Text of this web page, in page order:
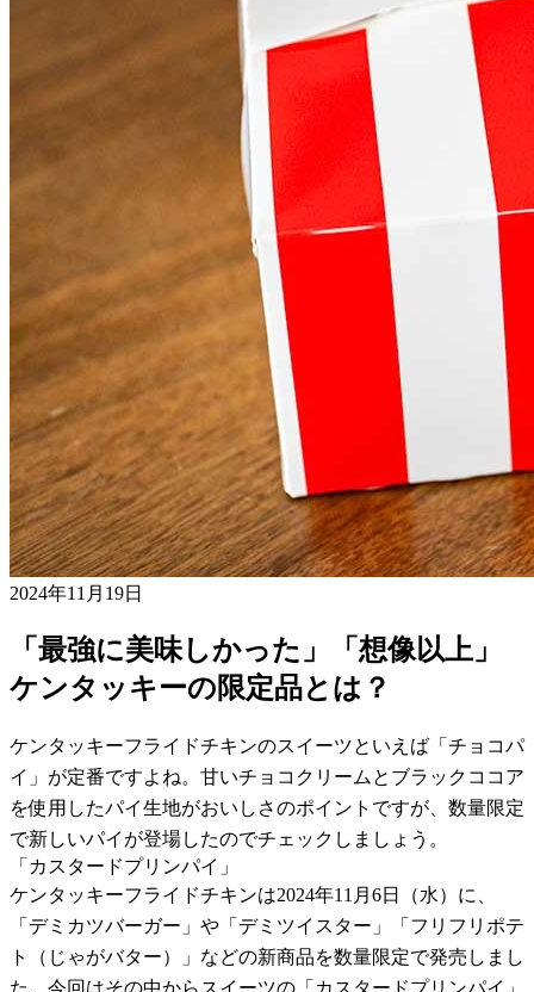
2024年11月19日
「最強に美味しかった」「想像以上」
ケンタッキーの限定品とは？
ケンタッキーフライドチキンのスイーツといえば「チョコパ
イ」が定番ですよね。甘いチョコクリームとブラックココア
を使用したパイ生地がおいしさのポイントですが、数量限定
で新しいパイが登場したのでチェックしましょう。
「カスタードプリンパイ」
ケンタッキーフライドチキンは2024年11月6日（水）に、
「デミカツバーガー」や「デミツイスター」「フリフリポテ
ト（じゃがバター）」などの新商品を数量限定で発売しまし
た。今回はその中からスイーツの「カスタードプリンパイ」